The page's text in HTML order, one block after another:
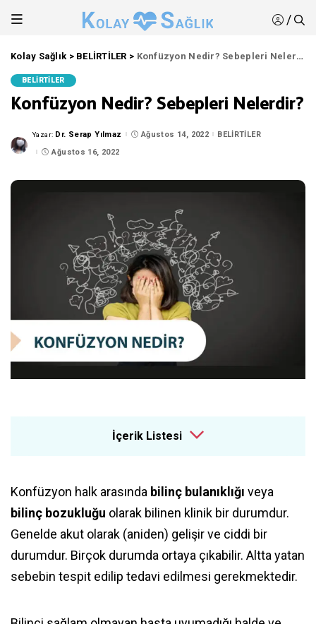
/
Kolay Sağlık> BELİRTİLER > Konfüzyon Nedir? Sebepleri Nelerdir?
BELİRTİLER
Konfüzyon Nedir? Sebepleri Nelerdir?
Posted
Yazar: Dr. Serap Yılmaz Ağustos 14, 2022
BELİRTİLER
Ağustos 16, 2022
İçerik Listesi
Konfüzyon halk arasında bilinç bulanıklığı veya
bilinç bozukluğu olarak bilinen klinik bir durumdur.
Genelde akut olarak (aniden) gelişir ve ciddi bir
durumdur. Birçok durumda ortaya çıkabilir. Altta yatan
sebebin tespit edilip tedavi edilmesi gerekmektedir.